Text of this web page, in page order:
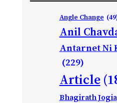
Angle Change
Anil
Antarnet Ni
(229)
Article
Bhagirath Jogia